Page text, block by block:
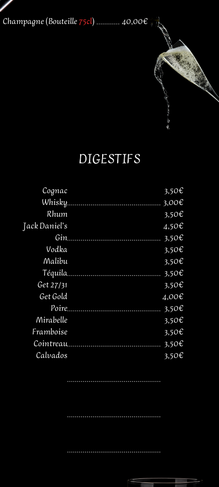
Champagne (Bouteille75cl) ............ 40,00€
DIGESTIFS
Cognac
Whisky
Rhum
Jack Daniel’s
Gin
Vodka
Malibu
Téquila
Get 27/31
Get Gold
Poire
Mirabelle
Framboise
Cointreau
Calvados
................................................
................................................
................................................
................................................
................................................
................................................
................................................
................................................
3,50€
3,00€
3,50€
4,50€
3,50€
3,50€
3,50€
3,50€
3,50€
4,00€
3,50€
3,50€
3,50€
3,50€
3,50€